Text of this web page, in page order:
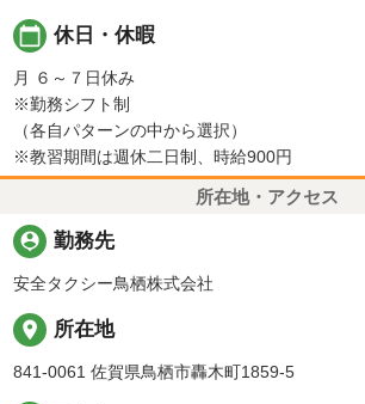
calendar_today 休日・休暇
月 ６～７日休み
※勤務シフト制
（各自パターンの中から選択）
※教習期間は週休二日制、時給900円
所在地・アクセス
person_pin 勤務先
安全タクシー鳥栖株式会社
place 所在地
841-0061 佐賀県鳥栖市轟木町1859-5